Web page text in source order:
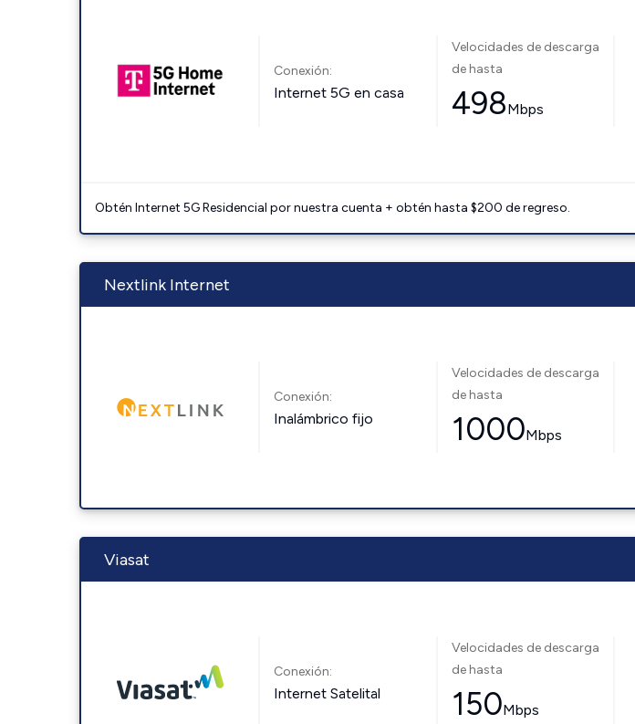
Conexión:
Internet 5G en casa
Velocidades de descarga
de hasta
498Mbps
Obtén Internet 5G Residencial por nuestra cuenta + obtén hasta $200 de regreso.
Nextlink Internet
Conexión:
Inalámbrico fijo
Velocidades de descarga
de hasta
1000Mbps
Viasat
Conexión:
Internet Satelital
Velocidades de descarga
de hasta
150Mbps